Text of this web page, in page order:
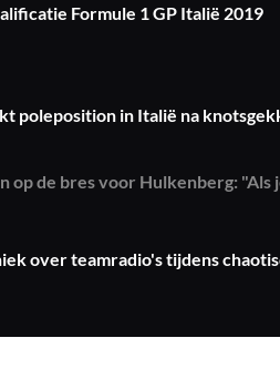
Formule 1 GP Italië 2019
poleposition in Italië na
op de bres voor Hulkenberg:
over teamradio's tijdens